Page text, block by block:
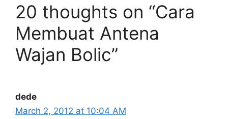
20 thoughts on “Cara
Membuat Antena
Wajan Bolic”
dede
March 2, 2012 at 10:04 AM